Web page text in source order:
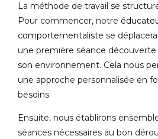
La méthode de travail se
Pour commencer, notre
comportementaliste se
une première séance
son environnement. Cela nous
une approche personnalisée en
besoins.
Ensuite, nous établirons
séances nécessaires au bon